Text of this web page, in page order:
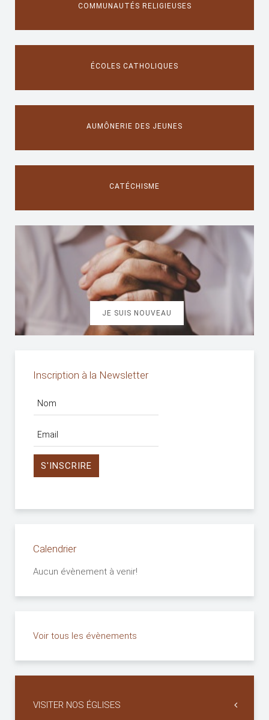
COMMUNAUTÉS RELIGIEUSES
ÉCOLES CATHOLIQUES
AUMÔNERIE DES JEUNES
CATÉCHISME
JE SUIS NOUVEAU
Inscription à la Newsletter
Calendrier
Aucun évènement à venir!
Voir tous les évènements
VISITER NOS ÉGLISES